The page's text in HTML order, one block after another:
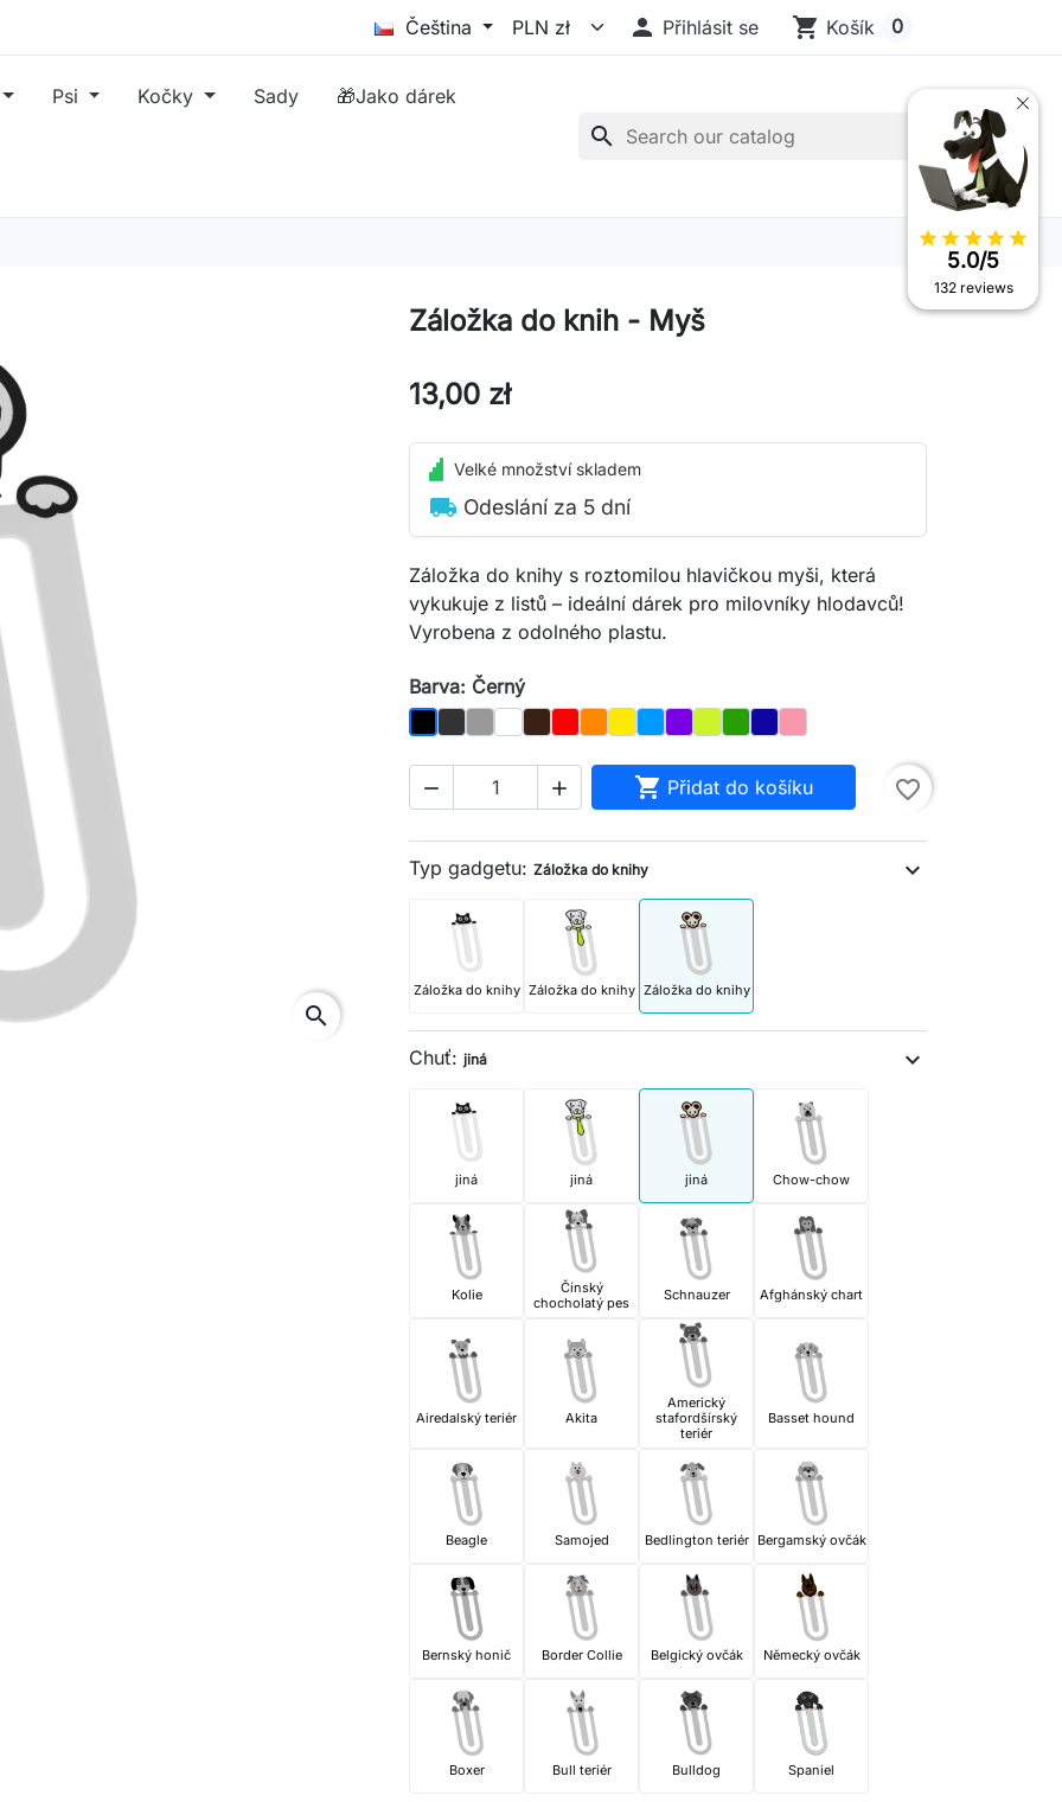
Čeština  Přihlásit se shopping_cart Košík 0
Psi Kočky Sady 🎁Jako dárek
search
search
Záložka do knih - Myš
13,00 zł
Velké množství skladem
local_shipping Odeslání za 5 dní
Záložka do knihy s roztomilou hlavičkou myši, která
vykukuje z listů – ideální dárek pro milovníky hlodavců!
Vyrobena z odolného plastu.
Barva: Černý
ČernýGrafitŠedýBíláHnědýČervená
Pomerančový
ŽlutáModráFialový
Světlá zelená
ZelenáNámořnická modř
Růžový
   Přidat do košíku favorite_border
Typ gadgetu: Záložka do knihy expand_more
Záložka do knihy Záložka do knihy Záložka do knihy
Chuť: jiná expand_more
jiná jiná jiná Chow-chow
Kolie
Čínský
chocholatý pes
Schnauzer Afghánský chart
Airedalský teriér Akita
Americký
stafordšírský
teriér
Basset hound
Beagle Samojed Bedlington teriér Bergamský ovčák
Bernský honič Border Collie Belgický ovčák Německý ovčák
Boxer Bull teriér Bulldog Spaniel
star star star star star
5.0/5
132 reviews